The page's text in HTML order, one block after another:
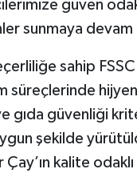
güven
sunmaya
sahip
süreçlerinde
gıda güvenliği
şekilde
kalite